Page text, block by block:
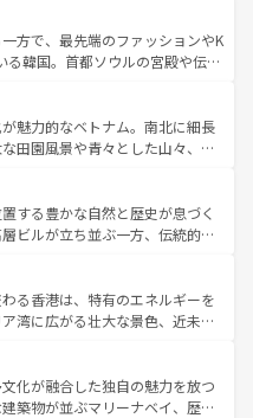
実しており、サーフィンやダイ
アウトドア好きにはたまらな
な魅力を存分に味わいつくそ
ある台湾東部など、都市の喧騒
おり、訪れる人に新しい発見と
また、奥深い台湾の食文化も魅
ツなど、バラエティ豊かな料理
、新着の台湾情報は コンテンツ一覧を参
方で、最先端のファッションやK
る韓国。首都ソウルの宮殿や伝統
季折々の自然美を楽しむことが
焼肉、絶品のストリートフード
が待っている。夜には、韓国な
国の多彩な魅力を心ゆくまで味
てほしい。 なお、新着の韓国情報はコンテンツ一
魅力的なベトナム。南北に細長
田園風景や青々とした山々、世
づく。ハノイの古い町並みやホ
時代の建物も、独特の雰囲気を
ラエティの豊かさとおいしさで
、ベトナムコーヒーなどは、ぜ
地域を訪れてもあたたかい人々
で、きっと忘れられない旅にな
する豊かな自然と歴史が息づく
ビルが立ち並ぶ一方、伝統的な
部ではチェンマイなどの山岳地
ではプーケットやクラビの美し
楽しむことができる。タイ料理
で、どの季節にも異なる楽しみ
いタイの人々、仏教を中心とし
資源が、訪れる旅人を魅了し続
る香港は、特有のエネルギーを
湾に広がる壮大な景色、近未来
るはず。観光スポットが密集し
を回れるのも魅力。息をのむよ
まで、香港を存分に楽しみ尽く
化が融合した独自の魅力を放つ
築物が並ぶマリーナベイ、歴史